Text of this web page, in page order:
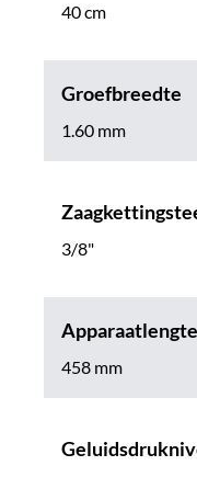
40 cm
Groefbreedte
1.60 mm
3/8"
458 mm